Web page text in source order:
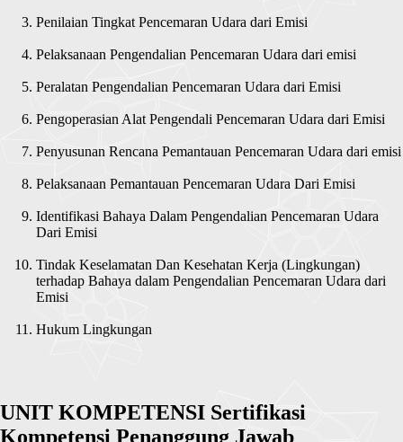
Penilaian Tingkat Pencemaran Udara dari Emisi
Pelaksanaan Pengendalian Pencemaran Udara dari emisi
Peralatan Pengendalian Pencemaran Udara dari Emisi
Pengoperasian Alat Pengendali Pencemaran Udara dari Emisi
Penyusunan Rencana Pemantauan Pencemaran Udara dari emisi
Pelaksanaan Pemantauan Pencemaran Udara Dari Emisi
Identifikasi Bahaya Dalam Pengendalian Pencemaran Udara
Dari Emisi
Tindak Keselamatan Dan Kesehatan Kerja (Lingkungan)
terhadap Bahaya dalam Pengendalian Pencemaran Udara dari
Emisi
Hukum Lingkungan
UNIT KOMPETENSI Sertifikasi
Kompetensi Penanggung Jawab